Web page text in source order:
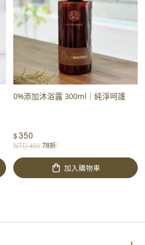
0%添加沐浴露 300ml｜純淨呵護
$350
NTD450 78折
加入購物車